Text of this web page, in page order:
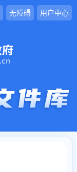
无障碍 用户中心